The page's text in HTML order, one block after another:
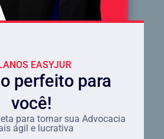
EASYJUR
perfeito para
você!
para tornar sua Advocacia
ágil e lucrativa